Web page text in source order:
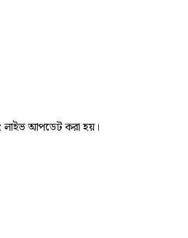
লাইভ আপডেট করা হয়।